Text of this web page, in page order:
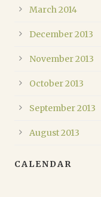
March 2014
December 2013
November 2013
October 2013
September 2013
August 2013
CALENDAR